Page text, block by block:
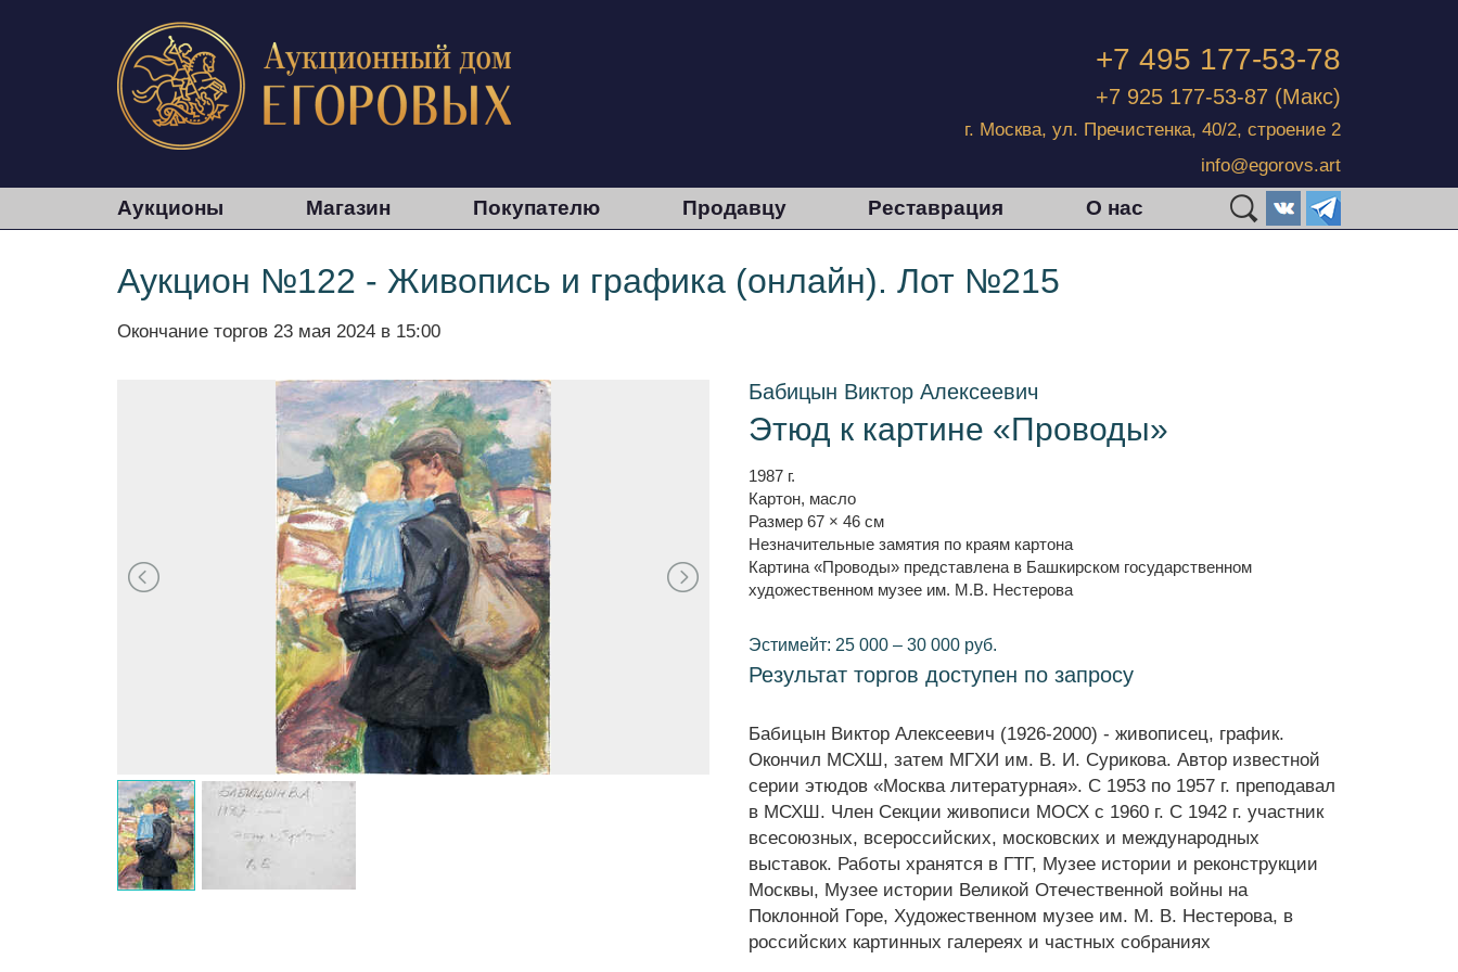
+7 495 177-53-78
+7 925 177-53-87 (Макс)
г. Москва, ул. Пречистенка, 40/2, строение 2
info@egorovs.art
Аукционы Магазин Покупателю Продавцу Реставрация О нас
Аукцион №122 - Живопись и графика (онлайн). Лот №215
Окончание торгов 23 мая 2024 в 15:00
Бабицын Виктор Алексеевич
Этюд к картине «Проводы»
1987 г.
Картон, масло
Размер 67 × 46 см
Незначительные замятия по краям картона
Картина «Проводы» представлена в Башкирском государственном
художественном музее им. М.В. Нестерова
Эстимейт: 25 000 – 30 000 руб.
Результат торгов доступен по запросу
Бабицын Виктор Алексеевич (1926-2000) - живописец, график.
Окончил МСХШ, затем МГХИ им. В. И. Сурикова. Автор известной
серии этюдов «Москва литературная». С 1953 по 1957 г. преподавал
в МСХШ. Член Секции живописи МОСХ с 1960 г. С 1942 г. участник
всесоюзных, всероссийских, московских и международных
выставок. Работы хранятся в ГТГ, Музее истории и реконструкции
Москвы, Музее истории Великой Отечественной войны на
Поклонной Горе, Художественном музее им. М. В. Нестерова, в
российских картинных галереях и частных собраниях